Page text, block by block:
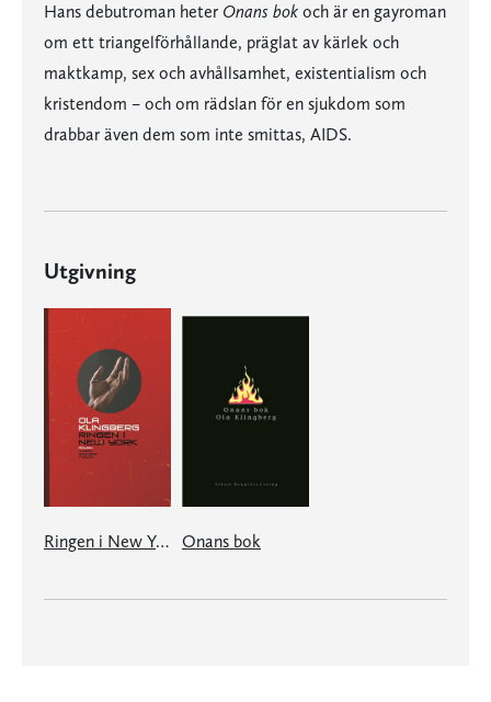
Hans debutroman heter Onans bok och är en gayroman
om ett triangelförhållande, präglat av kärlek och
maktkamp, sex och avhållsamhet, existentialism och
kristendom – och om rädslan för en sjukdom som
drabbar även dem som inte smittas, AIDS.
Utgivning
Ringen i New York Onans bok